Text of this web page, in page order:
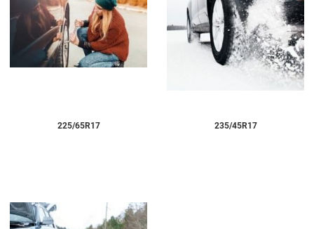
225/65R17 235/45R17